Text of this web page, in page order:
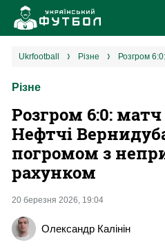
ukrfootball різне
Різне
Розгром 6:0: матч
Нефтчі
погромом з
рахунком
20 березня 2026, 19:04
Олександр Калінін